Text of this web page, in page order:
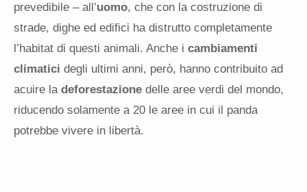
prevedibile – all’uomo, che con la costruzione di
strade, dighe ed edifici ha distrutto completamente
l’habitat di questi animali. Anche i cambiamenti
climatici degli ultimi anni, però, hanno contribuito ad
acuire la deforestazione delle aree verdi del mondo,
riducendo solamente a 20 le aree in cui il panda
potrebbe vivere in libertà.